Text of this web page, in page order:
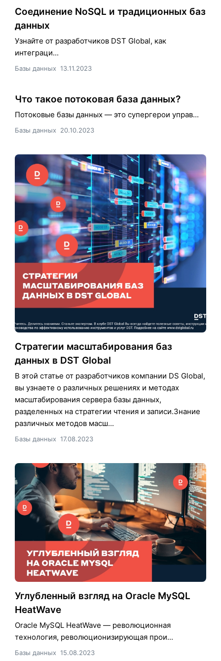
Соединение NoSQL и традиционных баз
данных
Узнайте от разработчиков DST Global, как
интеграци...
Базы данных 13.11.2023
Что такое потоковая база данных?
Потоковые базы данных — это супергерои управ...
Базы данных 20.10.2023
Стратегии масштабирования баз
данных в DST Global
В этой статье от разработчиков компании DS Global,
вы узнаете о различных решениях и методах
масштабирования сервера базы данных,
разделенных на стратегии чтения и записи.Знание
различных методов масш...
Базы данных 17.08.2023
Углубленный взгляд на Oracle MySQL
HeatWave
Oracle MySQL HeatWave — революционная
технология, революционизирующая прои...
Базы данных 15.08.2023